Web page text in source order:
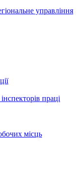
управління
праці
місць